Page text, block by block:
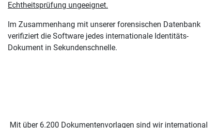
Echtheitsprüfung ungeeignet.
Im Zusammenhang mit unserer forensischen Datenbank
verifiziert die Software jedes internationale Identitäts-
Dokument in Sekundenschnelle.
Mit über 6.200 Dokumentenvorlagen sind wir international